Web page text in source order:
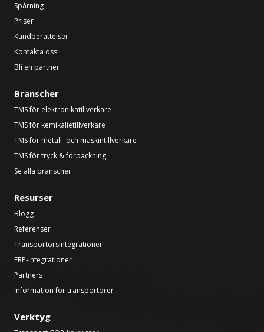
Spårning
Priser
Kundberättelser
Kontakta oss
Bli en partner
Branscher
TMS för elektronikatillverkare
TMS för kemikalietillverkare
TMS för metall- och maskintillverkare
TMS för tryck & förpackning
Se alla branscher
Resurser
Blogg
Referenser
Transportörsintegrationer
ERP-integrationer
Partners
Information för transportörer
Verktyg